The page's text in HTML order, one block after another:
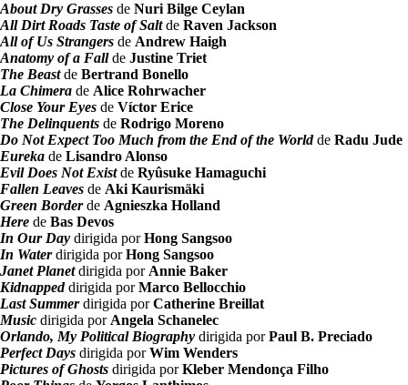
About Dry Grasses de Nuri Bilge Ceylan
All Dirt Roads Taste of Saltde Raven Jackson
All of Us Strangers de Andrew Haigh
Anatomy of a Fallde Justine Triet
The Beastde Bertrand Bonello
La Chimera de Alice Rohrwacher
Close Your Eyes de Víctor Erice
The Delinquents de Rodrigo Moreno
Do Not Expect Too Much from the End of the Worldde Radu Jude
Eureka de Lisandro Alonso
Evil Does Not Exist de Ryûsuke Hamaguchi
Fallen Leaves de Aki Kaurismäki
Green Borderde Agnieszka Holland
Here de Bas Devos
In Our Day dirigida porHong Sangsoo
In Waterdirigida porHong Sangsoo
Janet Planetdirigida por Annie Baker
Kidnappeddirigida porMarco Bellocchio
Last Summerdirigida porCatherine Breillat
Music dirigida por Angela Schanelec
Orlando, My Political Biography dirigida porPaul B. Preciado
Perfect Days dirigida porWim Wenders
Pictures of Ghosts dirigida porKleber Mendonça Filho